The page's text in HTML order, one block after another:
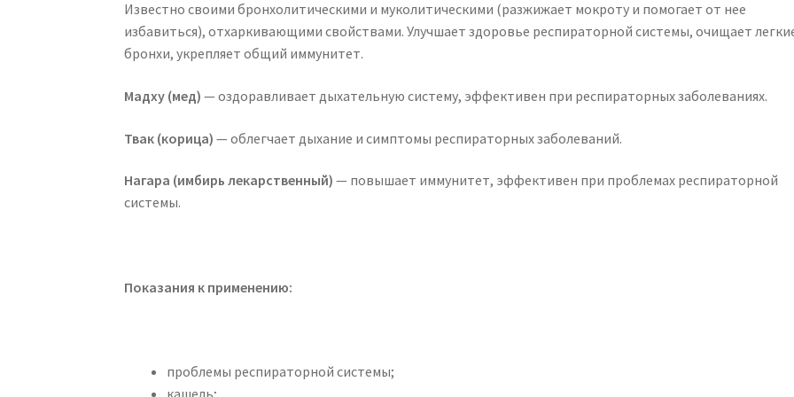
Известно своими бронхолитическими и муколитическими (разжижает мокроту и помогает от нее
избавиться), отхаркивающими свойствами. Улучшает здоровье респираторной системы, очищает
бронхи, укрепляет общий иммунитет.
Мадху (мед)— оздоравливает дыхательную систему, эффективен при респираторных заболеваниях.
Твак (корица)— облегчает дыхание и симптомы респираторных заболеваний.
Нагара (имбирь лекарственный)— повышает иммунитет, эффективен при проблемах респираторной
системы.
Показания к применению:
проблемы респираторной системы;
кашель;